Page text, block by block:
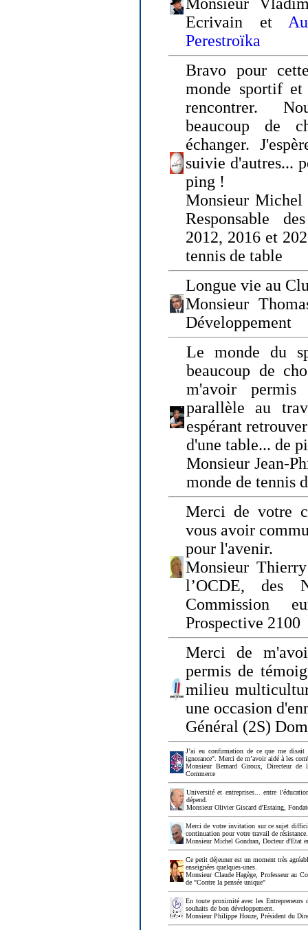
Ecrivain et
Perestroïka
Bravo pour
monde sportif
rencontrer.
beaucoup de
échanger.
suivie d'autres...
ping !
Monsieur
Responsable
2012, 2016 et
tennis de table
Longue vie au
Monsieur
Développement
Le monde du
beaucoup de
m'avoir
parallèle au
espérant
d'une table... de
Monsieur Jean-
monde de tennis
Merci de votre
vous avoir
pour l'avenir.
Monsieur
l’OCDE, des
Commission
Prospective 2100
Merci de
permis de
milieu
une occasion
Général (2S)
J’ai eu confirmation de ce que me disait
ignorance". Merci de m’avoir aidé à les
Monsieur Bernard Giroux, Directeur de
Commerce
Université et entreprises... entre
dépend.
Monsieur Olivier Giscard d'Estaing,
Merci de votre invitation sur ce sujet
continuation pour votre travail de
Monsieur Michel Gondran, Docteur d'Etat
Ce petit déjeuner est un moment très
enseignées quelques-unes.
Monsieur Claude Hagège, Professeur au
de "Contre la pensée unique"
En toute proximité avec les
souhaits de bon développement.
Monsieur Philippe Houze, Président du